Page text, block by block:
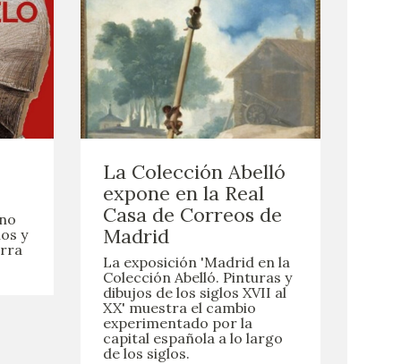
EDUCATIVOS
FICHAS ARASAAC
y
La Colección Abelló
expone en la Real
Casa de Correos de
Madrid
La exposición 'Madrid en la
Colección Abelló. Pinturas y
dibujos de los siglos XVII al
XX' muestra el cambio
experimentado por la
capital española a lo largo
de los siglos.